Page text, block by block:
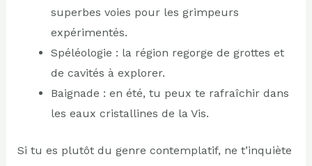
superbes voies pour les grimpeurs
expérimentés.
Spéléologie : la région regorge de grottes et
de cavités à explorer.
Baignade : en été, tu peux te rafraîchir dans
les eaux cristallines de la Vis.
Si tu es plutôt du genre contemplatif, ne t’inquiète